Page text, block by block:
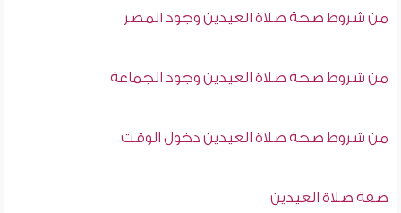
من شروط صحة صلاة العيدين وجود المصر
من شروط صحة صلاة العيدين وجود الجماعة
من شروط صحة صلاة العيدين دخول الوقت
صفة صلاة العيدين